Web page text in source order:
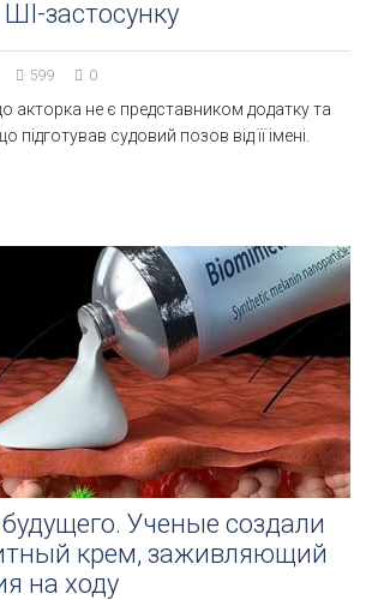
застосунку
599 0
акторка не є представником додатку та
підготував судовий позов від її імені.
Ученые создали
крем, заживляющий
на ходу